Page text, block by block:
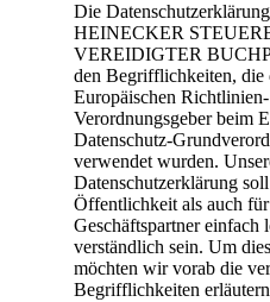
Die
HEINECKER
VEREIDIGTER
den Begrifflichkeiten, die
Europäischen
Verordnungsgeber beim
Datenschutz-
verwendet wurden.
Datenschutzerklärung
Öffentlichkeit als auch
Geschäftspartner einfach
verständlich sein. Um
möchten wir vorab die
Begrifflichkeiten